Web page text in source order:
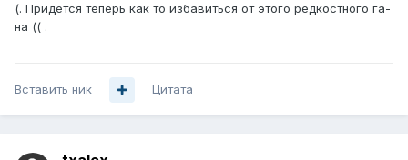
(. Придется теперь как то избавиться от этого редкостного га-
на (( .
Вставить ник Цитата